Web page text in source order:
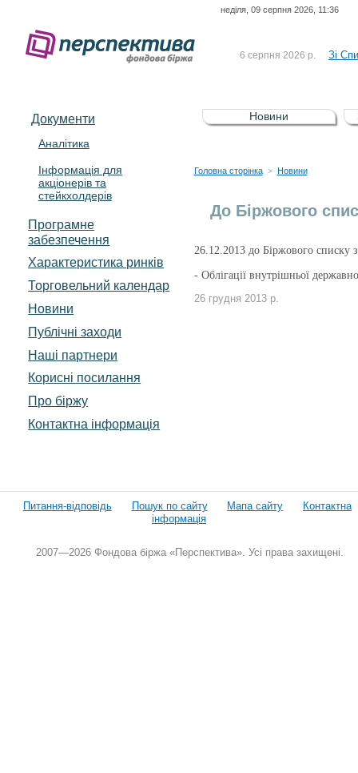
неділя, 09 серпня 2026, 11:36
6 серпня 2026 р. Зі
5 серпня 2026 р.
Зі
UA4000232607)
4 серпня 2026 р.
Документи
Аналітика
Інформація для
акціонерів та
стейкхолдерів
Програмне
забезпечення
Характеристика pинків
Торговельний календар
Новини
Публічні заходи
Наші партнери
Корисні посилання
Про біржу
Контактна інформація
Новини
Головна сторінка > Новини
До Біржового
26.12.2013 до Біржового списку
- Облігації внутрішньої
26 грудня 2013 р.
Питання-відповідь Пошук по сайту Мапа сайту
Контактна
інформація
2007—2026 Фондова біржа «Перспектива». Усі права захищені.